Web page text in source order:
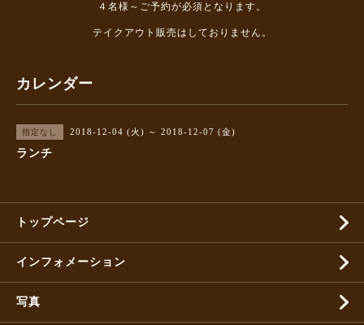
４名様～ご予約が必須となります。
テイクアウト販売はしておりません。
カレンダー
指定なし 2018-12-04 (火) ～ 2018-12-07 (金)
ランチ
トップページ
インフォメーション
写真